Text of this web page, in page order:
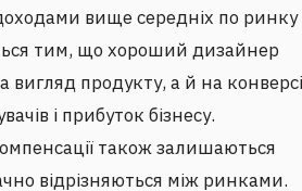
вище середніх по ринку
тим, що хороший дизайнер
вигляд продукту, а й на
і прибуток бізнесу.
також залишаються
відрізняються між ринками.